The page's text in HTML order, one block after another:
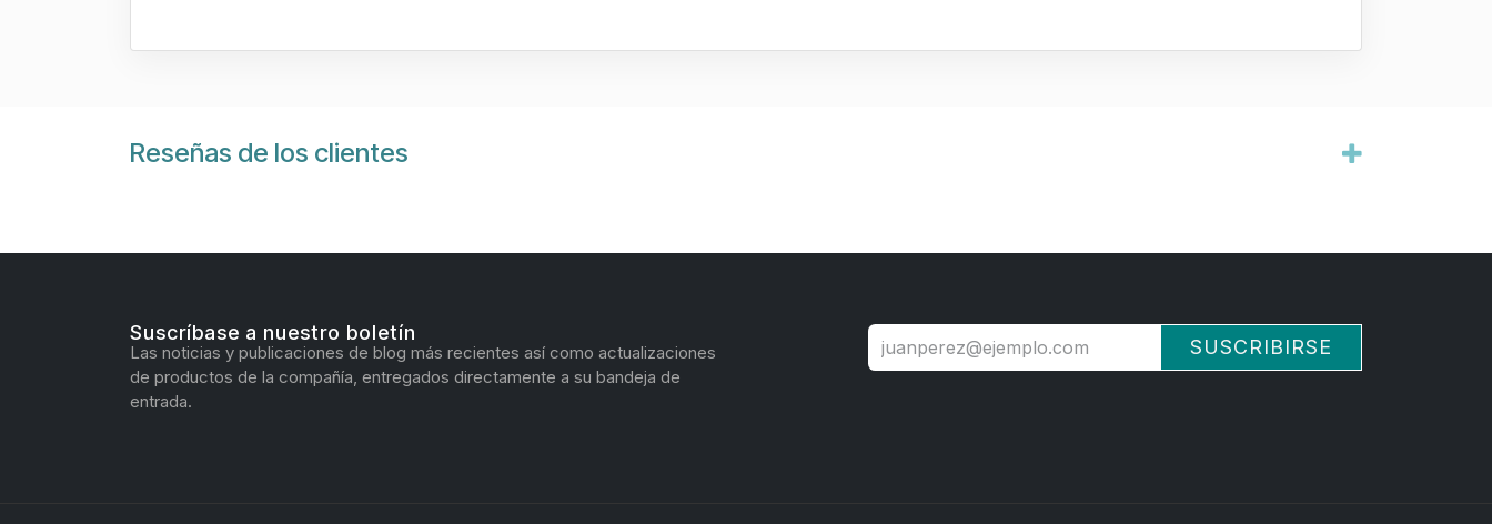
Reseñas de los clientes
Suscríbase a nuestro boletín
Las noticias y publicaciones de blog más recientes así como actualizaciones
de productos de la compañía, entregados directamente a su bandeja de
entrada.
SUSCRIBIRSE